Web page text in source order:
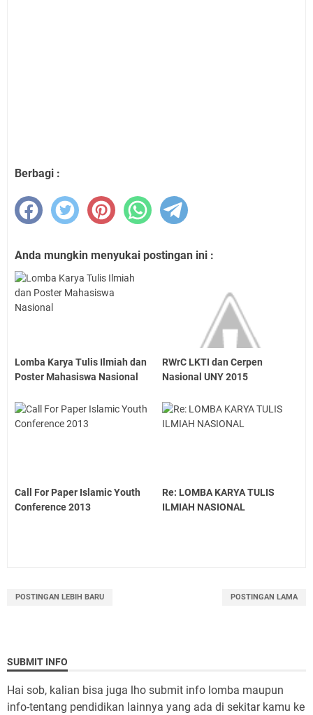
Berbagi :
Anda mungkin menyukai postingan ini :
Lomba Karya Tulis Ilmiah dan
Poster Mahasiswa Nasional
RWrC LKTI dan Cerpen
Nasional UNY 2015
Call For Paper Islamic Youth
Conference 2013
Re: LOMBA KARYA TULIS
ILMIAH NASIONAL
POSTINGAN LEBIH BARU POSTINGAN LAMA
SUBMIT INFO
Hai sob, kalian bisa juga lho submit info lomba maupun
info-tentang pendidikan lainnya yang ada di sekitar kamu ke